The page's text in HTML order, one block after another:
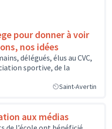
pour donner à voir
nos idées
délégués, élus au CVC,
sportive, de la
Saint-Avertin
aux médias